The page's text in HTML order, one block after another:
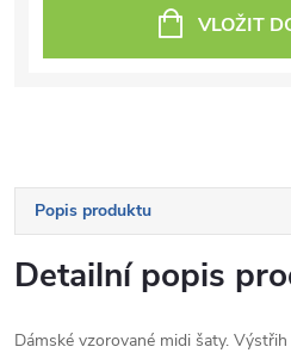
VLOŽIT
Popis produktu
Detailní popis
Dámské vzorované midi šaty.